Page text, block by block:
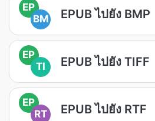
EP
BM
EPUB ไปยัง BMP
EP
TI
EPUB ไปยัง TIFF
EP
RT
EPUB ไปยัง RTF